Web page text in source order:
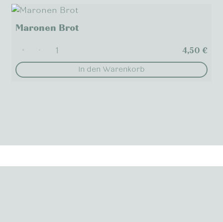
Maronen Brot
+ - 4,50€
In den Warenkorb